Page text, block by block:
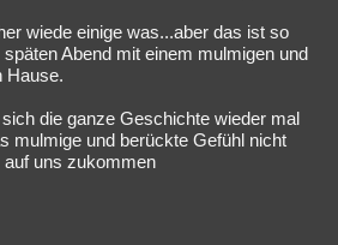
wiede einige was...aber das ist so
Abend mit einem mulmigen und
Hause.
die ganze Geschichte wieder mal
mulmige und berückte Gefühl nicht
uns zukommen